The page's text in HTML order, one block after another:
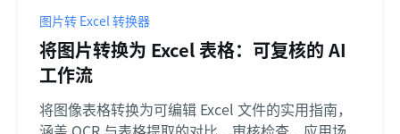
图片转 Excel 转换器
将图片转换为 Excel 表格：可复核的 AI
工作流
将图像表格转换为可编辑 Excel 文件的实用指南，